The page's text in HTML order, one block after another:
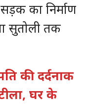
का निर्माण
सुतोली तक
की दर्दनाक
घर के